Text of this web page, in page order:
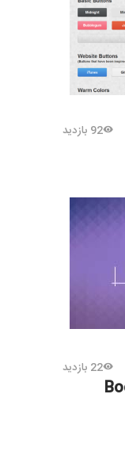
92 بازدید
22 بازدید